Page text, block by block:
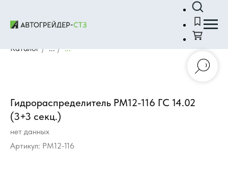
Каталог / ... / ...
Гидрораспределитель РМ12-116 ГС 14.02
(3+3 секц.)
нет данных
Артикул: РМ12-116